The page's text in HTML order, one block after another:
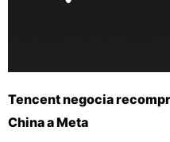
Tencent negocia
China a Meta